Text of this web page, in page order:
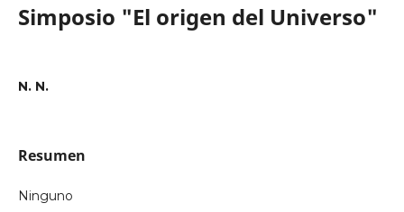
Simposio "El origen del Universo"
N. N.
Resumen
Ninguno